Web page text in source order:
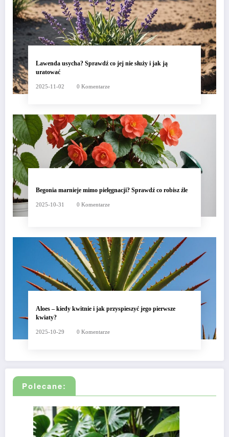
Lawenda usycha? Sprawdź co jej nie służy i jak ją
uratować
2025-11-02 0 Komentarze
Begonia marnieje mimo pielęgnacji? Sprawdź co robisz źle
2025-10-31 0 Komentarze
Aloes – kiedy kwitnie i jak przyspieszyć jego pierwsze
kwiaty?
2025-10-29 0 Komentarze
Polecane: